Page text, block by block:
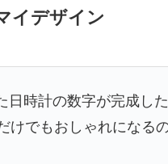
イデザイン
日時計の数字が完成し
けでもおしゃれになる